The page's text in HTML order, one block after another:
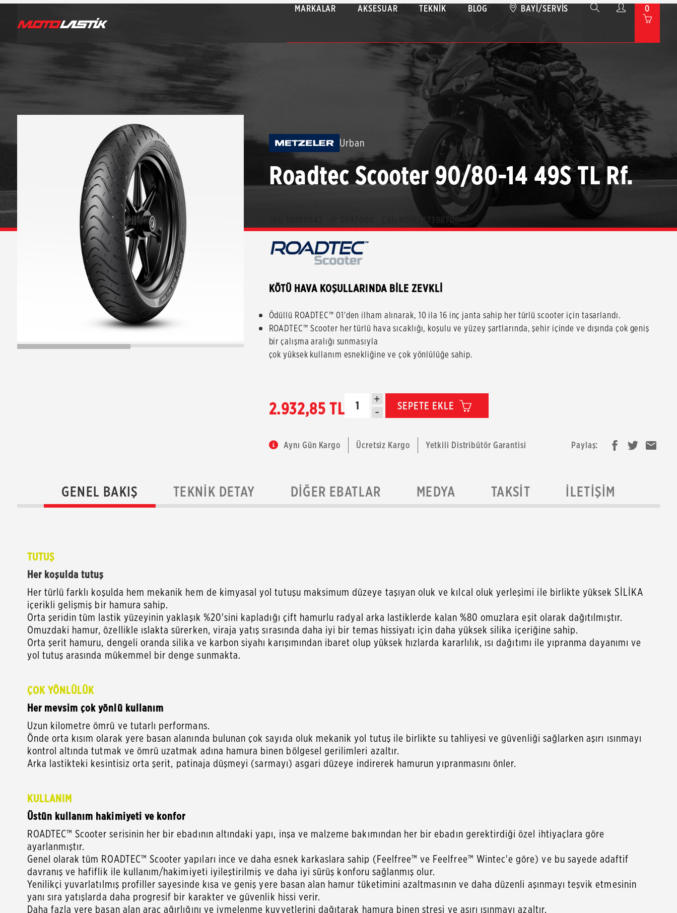
MARKALAR AKSESUAR TEKNIK BLOG BAYI/SERVIS 0
Urban
Roadtec Scooter 90/80-14 49S TL Rf.
8019227398700
KÖTÜ HAVA KOŞULLARINDA BİLE ZEVKLİ
Ödüllü ROADTEC™ 01'den ilham alınarak, 10 ila 16 inç janta sahip her türlü scooter için tasarlandı.
ROADTEC™ Scooter her türlü hava sıcaklığı, koşulu ve yüzey şartlarında, şehir içinde ve dışında çok geniş
bir çalışma aralığı sunmasıyla
çok yüksek kullanım esnekliğine ve çok yönlülüğe sahip.
2.932,85 TL +
- SEPETE EKLE
Aynı Gün Kargo Ücretsiz Kargo Yetkili Distribütör Garantisi Paylaş:
GENEL BAKIŞ TEKNIK DETAY DIĞER EBATLAR MEDYA TAKSIT İLETIŞIM
TUTUŞ
Her koşulda tutuş
Her türlü farklı koşulda hem mekanik hem de kimyasal yol tutuşu maksimum düzeye taşıyan oluk ve kılcal oluk yerleşimi ile birlikte yüksek SİLİKA
içerikli gelişmiş bir hamura sahip.
Orta şeridin tüm lastik yüzeyinin yaklaşık %20'sini kapladığı çift hamurlu radyal arka lastiklerde kalan %80 omuzlara eşit olarak dağıtılmıştır.
Omuzdaki hamur, özellikle ıslakta sürerken, viraja yatış sırasında daha iyi bir temas hissiyatı için daha yüksek silika içeriğine sahip.
Orta şerit hamuru, dengeli oranda silika ve karbon siyahı karışımından ibaret olup yüksek hızlarda kararlılık, ısı dağıtımı ile yıpranma dayanımı ve
yol tutuş arasında mükemmel bir denge sunmakta.
ÇOK YÖNLÜLÜK
Her mevsim çok yönlü kullanım
Uzun kilometre ömrü ve tutarlı performans.
Önde orta kısım olarak yere basan alanında bulunan çok sayıda oluk mekanik yol tutuş ile birlikte su tahliyesi ve güvenliği sağlarken aşırı ısınmayı
kontrol altında tutmak ve ömrü uzatmak adına hamura binen bölgesel gerilimleri azaltır.
Arka lastikteki kesintisiz orta şerit, patinaja düşmeyi (sarmayı) asgari düzeye indirerek hamurun yıpranmasını önler.
KULLANIM
Üstün kullanım hakimiyeti ve konfor
ROADTEC™ Scooter serisinin her bir ebadının altındaki yapı, inşa ve malzeme bakımından her bir ebadın gerektirdiği özel ihtiyaçlara göre
ayarlanmıştır.
Genel olarak tüm ROADTEC™ Scooter yapıları ince ve daha esnek karkaslara sahip (Feelfree™ ve Feelfree™ Wintec'e göre) ve bu sayede adaftif
davranış ve hafiflik ile kullanım/hakimiyeti iyileştirilmiş ve daha iyi sürüş konforu sağlanmış olur.
Yenilikçi yuvarlatılmış profiller sayesinde kısa ve geniş yere basan alan hamur tüketimini azaltmasının ve daha düzenli aşınmayı teşvik etmesinin
yanı sıra yatışlarda daha progresif bir karakter ve güvenlik hissi verir.
Daha fazla yere basan alan araç ağırlığını ve ivmelenme kuvvetlerini dağıtarak hamura binen stresi ve aşırı ısınmayı azaltır.